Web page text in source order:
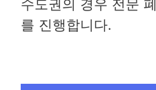
수도권의 경우 전문
를 진행합니다.